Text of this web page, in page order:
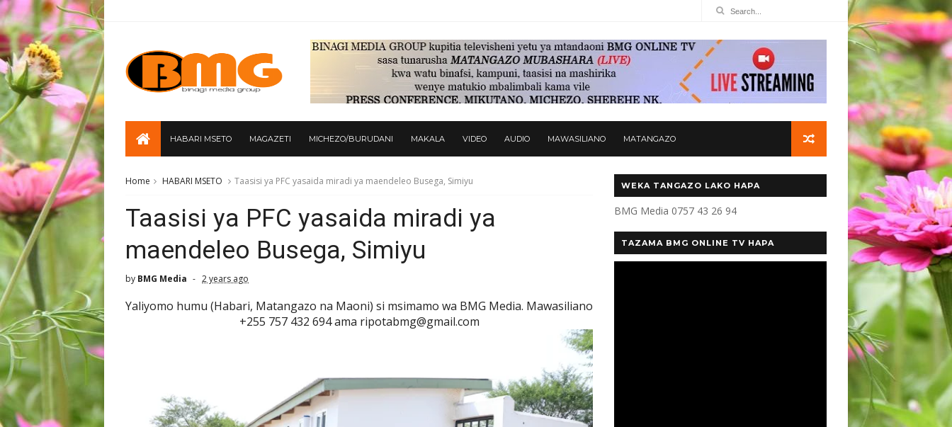
HABARI MSETO MAGAZETI MICHEZO/BURUDANI MAKALA VIDEO AUDIO MAWASILIANO MATANGAZO
Home HABARI MSETO Taasisi ya PFC yasaida miradi ya maendeleo Busega, Simiyu
Taasisi ya PFC yasaida miradi ya
maendeleo Busega, Simiyu
by BMG Media 2 years ago
Yaliyomo humu (Habari, Matangazo na Maoni) si msimamo wa BMG Media. Mawasiliano
+255 757 432 694 ama ripotabmg@gmail.com
WEKA TANGAZO LAKO HAPA
BMG Media 0757 43 26 94
TAZAMA BMG ONLINE TV HAPA